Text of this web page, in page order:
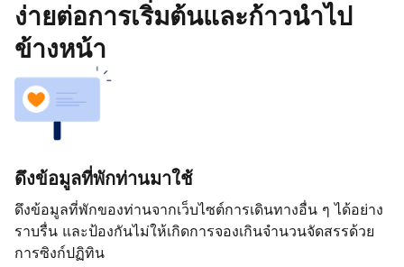
ง่ายต่อการเริ่มต้นและก้าวนำไป
ข้างหน้า
ดึงข้อมูลที่พักท่านมาใช้
ดึงข้อมูลที่พักของท่านจากเว็บไซต์การเดินทางอื่น ๆ ได้อย่าง
ราบรื่น และป้องกันไม่ให้เกิดการจองเกินจำนวนจัดสรรด้วย
การซิงก์ปฏิทิน